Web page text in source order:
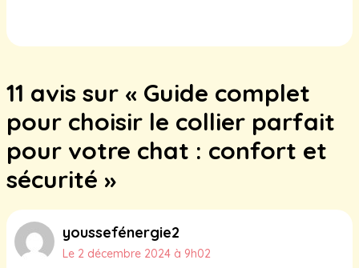
11 avis sur « Guide complet
pour choisir le collier parfait
pour votre chat : confort et
sécurité »
youssefénergie2
Le 2 décembre 2024 à 9h02